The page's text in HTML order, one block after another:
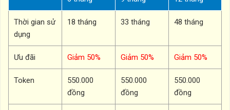
Thời gian sử
dụng
18 tháng 33 tháng 48 tháng
Ưu đãi Giảm 50% Giảm 50% Giảm 50%
Token
550.000
đồng
550.000
đồng
550.000
đồng